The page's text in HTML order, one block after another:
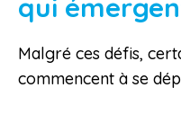
qui
Malgré ces défis,
commencent à se